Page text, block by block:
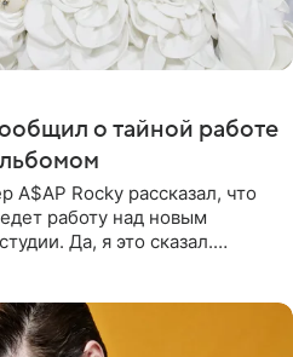
о тайной работе
Rocky рассказал, что
работу над новым
Да, я это сказал.